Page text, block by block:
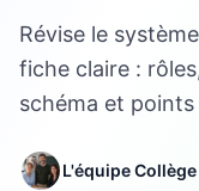
Révise le
fiche claire :
schéma et
L'équipe